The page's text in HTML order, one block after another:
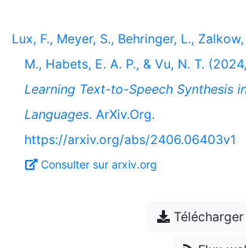
Lux, F., Meyer, S., Behringer, L.,
M., Habets, E. A. P., & Vu, N. T.
Learning Text-to-Speech Synthesis
Languages. ArXiv.Org.
https://arxiv.org/abs/2406.06403v1
Consulter sur arxiv.org